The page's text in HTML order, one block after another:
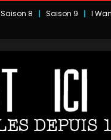
Saison 8 Saison 9 I